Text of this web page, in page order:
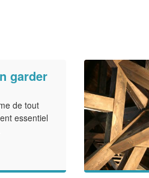
garder
de tout
essentiel